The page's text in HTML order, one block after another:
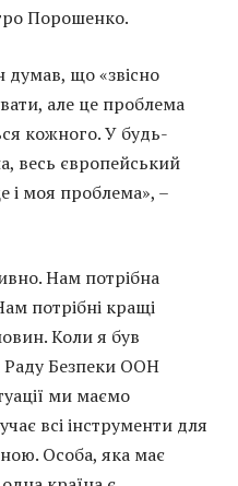
Порошенко.
думав, що «звісно
але це проблема
кожного. У будь-
весь європейський
і моя проблема», –
Нам потрібна
потрібні кращі
Коли я був
Безпеки ООН
ми маємо
всі інструменти для
Особа, яка має